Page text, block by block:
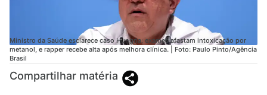
Ministro da Saúde esclarece caso Hungria: exames afastam intoxicação por
metanol, e rapper recebe alta após melhora clínica. | Foto: Paulo Pinto/Agência
Brasil
Compartilhar matéria